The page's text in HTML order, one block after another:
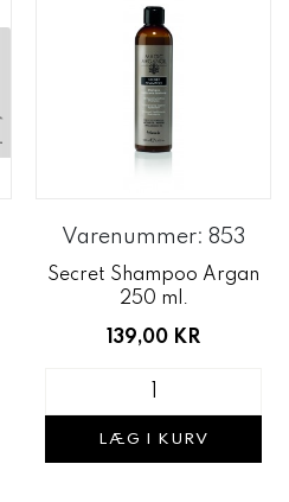
Varenummer: 853
Secret Shampoo Argan
250 ml.
139,00 KR
LÆG I KURV